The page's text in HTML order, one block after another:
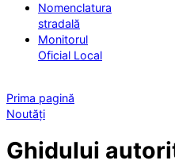
Nomenclatura
stradală
Monitorul
Oficial Local
Prima pagină
Noutăți
Ghidului